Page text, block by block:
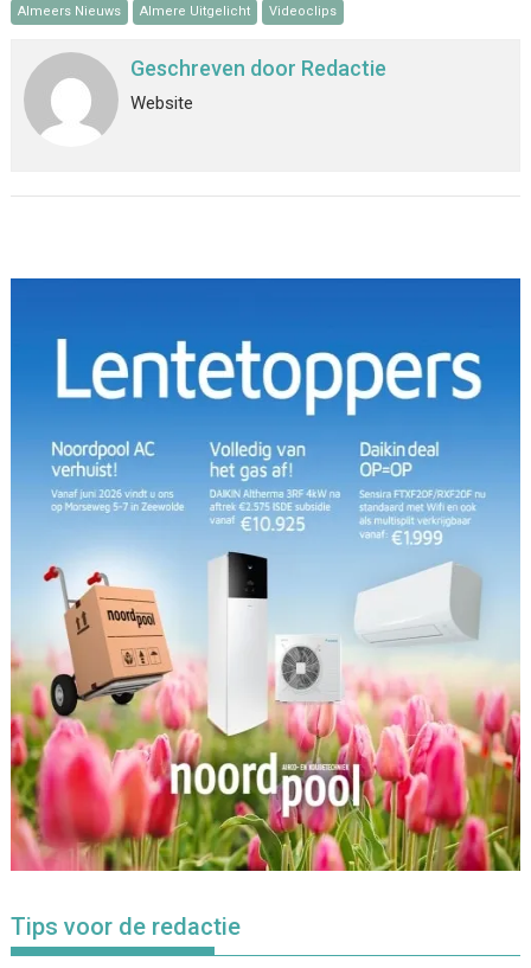
Almeers Nieuws Almere Uitgelicht Videoclips
Geschreven door Redactie
Website
Tips voor de redactie